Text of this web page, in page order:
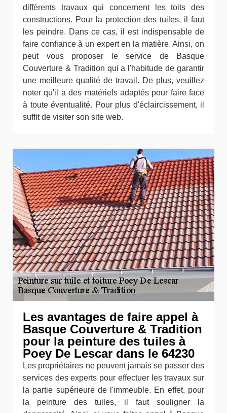
différents travaux qui concernent les toits des
constructions. Pour la protection des tuiles, il faut
les peindre. Dans ce cas, il est indispensable de
faire confiance à un expert en la matière. Ainsi, on
peut vous proposer le service de Basque
Couverture & Tradition qui a l'habitude de garantir
une meilleure qualité de travail. De plus, veuillez
noter qu'il a des matériels adaptés pour faire face
à toute éventualité. Pour plus d'éclaircissement, il
suffit de visiter son site web.
Les avantages de faire appel à
Basque Couverture & Tradition
pour la peinture des tuiles à
Poey De Lescar dans le 64230
Les propriétaires ne peuvent jamais se passer des
services des experts pour effectuer les travaux sur
la partie supérieure de l'immeuble. En effet, pour
la peinture des tuiles, il faut souligner la